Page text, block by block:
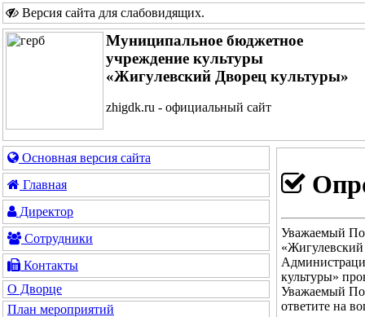
Версия сайта для слабовидящих.
Муниципальное бюджетное
учреждение культуры
«Жигулевский Дворец культуры»
zhigdk.ru - официальный сайт
Основная версия сайта
Главная
Директор
Сотрудники
Контакты
О Дворце
План мероприятий
Уважаемый
культуры»
Уважаемый
ответите на